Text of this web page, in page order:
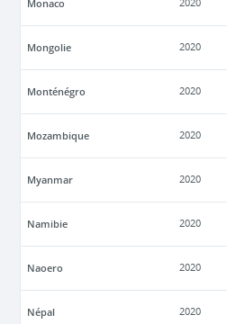
Monaco 2020
Mongolie 2020
Monténégro 2020
Mozambique 2020
Myanmar 2020
Namibie 2020
Naoero 2020
Népal 2020